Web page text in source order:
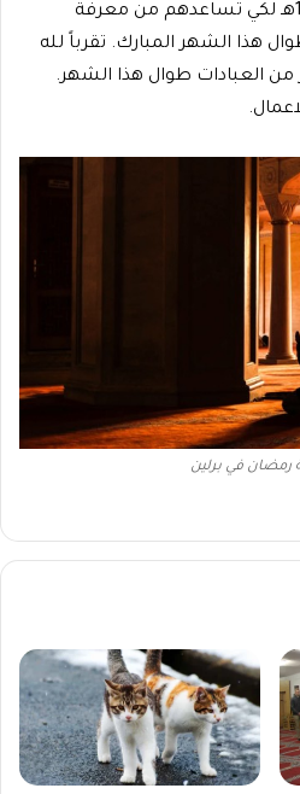
رمضان في برلين 2023 -1444هـ لكي تساعدهم من معرفة
هذا الشهر المبارك. تقرباً لله
من العبادات طوال هذا الشهر.
رمضان في برلين